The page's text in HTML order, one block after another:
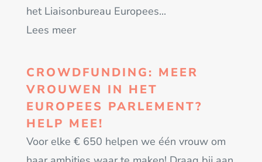
het Liaisonbureau Europees...
Lees meer
CROWDFUNDING: MEER
VROUWEN IN HET
EUROPEES PARLEMENT?
HELP MEE!
Voor elke € 650 helpen we één vrouw om